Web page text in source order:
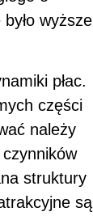
wyższe
płac.
części
należy
struktury
są